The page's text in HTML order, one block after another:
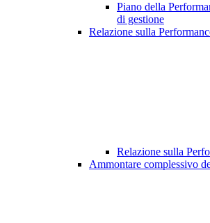
Piano della
di gestione
Relazione sulla
Relazione sulla
Ammontare complessivo